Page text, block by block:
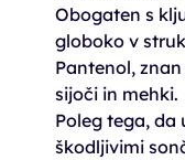
Obogaten s
globoko v
Pantenol,
sijoči in mehki.
Poleg tega, da
škodljivimi